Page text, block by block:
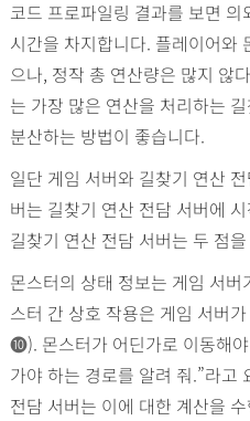
u
s
코드 프로파일링 결과를 보면
시간을 차지합니다. 플레이어와
으나, 정작 총 연산량은 많지 않
는 가장 많은 연산을 처리하는
분산하는 방법이 좋습니다.
일단 게임 서버와 길찾기 연산
버는 길찾기 연산 전담 서버에
길찾기 연산 전담 서버는 두 점
몬스터의 상태 정보는 게임 서
스터 간 상호 작용은 게임 서버
➓). 몬스터가 어딘가로 이동해
가야 하는 경로를 알려 줘.”라고
전담 서버는 이에 대한 계산을